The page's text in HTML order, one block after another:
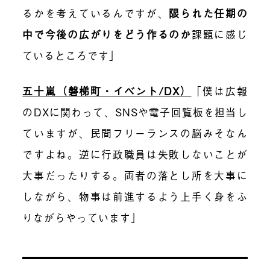
るかを考えているんですが、 限られた任期の
中で今後の広がりをどう作るのか課題に感じ
ているところです」
五十嵐（磐梯町・イベント/DX）
「僕は広報
のDXに関わって、SNSや電子回覧板を担当し
ていますが、民間フリーランスの脳みそなん
ですよね。逆に行政職員は失敗しないことが
大事だったりする。両者の落とし所を大事に
しながら、物事は前進するよう上手く身をふ
りながらやっています」